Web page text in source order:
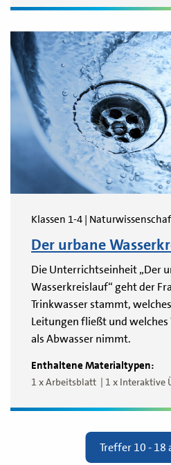
Klassen 1-4 |
Der urbane
Die Unterrichtseinheit „Der
Wasserkreislauf“ geht der
Trinkwasser stammt,
Leitungen fließt und welches
als Abwasser nimmt.
Enthaltene Materialtypen:
1 x Arbeitsblatt 1 x Interaktive
Treffer 10 - 18